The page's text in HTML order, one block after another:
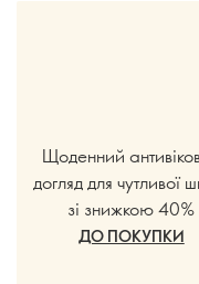
Щоденний
догляд для чутливої
зі знижкою 40%
ДО ПОКУПКИ